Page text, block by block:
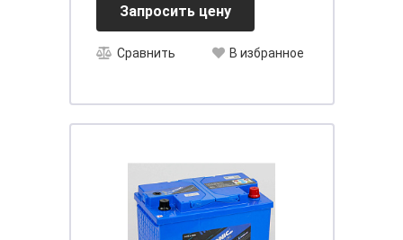
Запросить цену
Сравнить В избранное